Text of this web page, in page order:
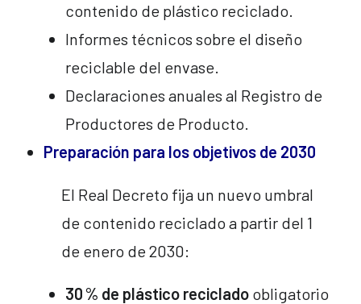
contenido de plástico reciclado.
Informes técnicos sobre el diseño
reciclable del envase.
Declaraciones anuales al Registro de
Productores de Producto.
Preparación para los objetivos de 2030
El Real Decreto fija un nuevo umbral
de contenido reciclado a partir del 1
de enero de 2030:
30% de plástico reciclado obligatorio